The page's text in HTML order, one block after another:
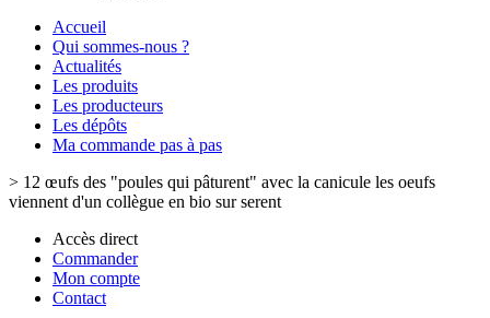
Accueil
Qui sommes-nous ?
Actualités
Les produits
Les producteurs
Les dépôts
Ma commande pas à pas
> 12 œufs des "poules qui pâturent" avec la canicule les oeufs
viennent d'un collègue en bio sur serent
Accès direct
Commander
Mon compte
Contact